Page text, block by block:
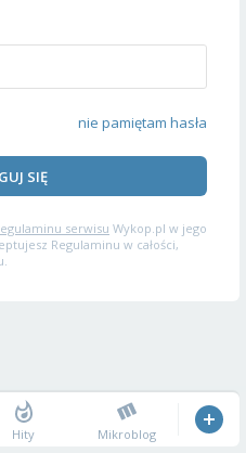
nie pamiętam hasła
SIĘ
serwisu Wykop.pl w jego
Regulaminu w całości,
Hity Mikroblog